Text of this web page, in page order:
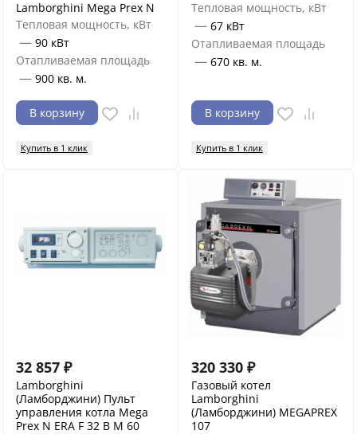
Lamborghini Mega Prex N
Тепловая мощность, кВт
— 90 кВт
Отапливаемая площадь
— 900 кв. м.
В корзину
Купить в 1 клик
Тепловая мощность, кВт
— 67 кВт
Отапливаемая площадь
— 670 кв. м.
В корзину
Купить в 1 клик
32 857 ₽
Lamborghini
(Ламборджини) Пульт
управления котла Mega
Prex N ERA F 32 B M 60
320 330 ₽
Газовый котел
Lamborghini
(Ламборджини) MEGAPREX
107